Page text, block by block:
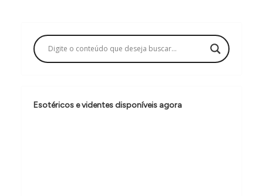
ç
ã
d
Esotéricos e videntes disponíveis agora